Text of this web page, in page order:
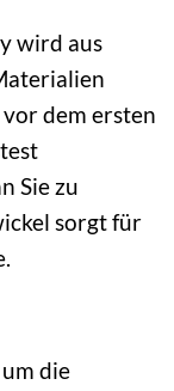
wird aus
dem ersten
Sie zu
sorgt für
die